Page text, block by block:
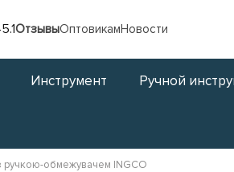
ОтзывыОптовикамНовости
Инструмент Ручной
ручкою-обмежувачем INGCO